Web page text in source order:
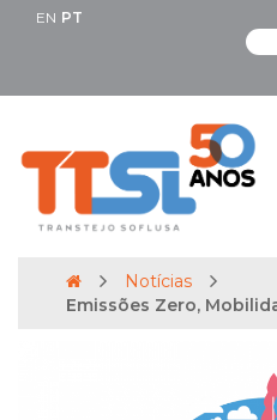
EN PT
Notícias
Emissões Zero,